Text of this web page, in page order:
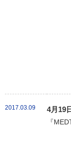
2017.03.09 4月19
『